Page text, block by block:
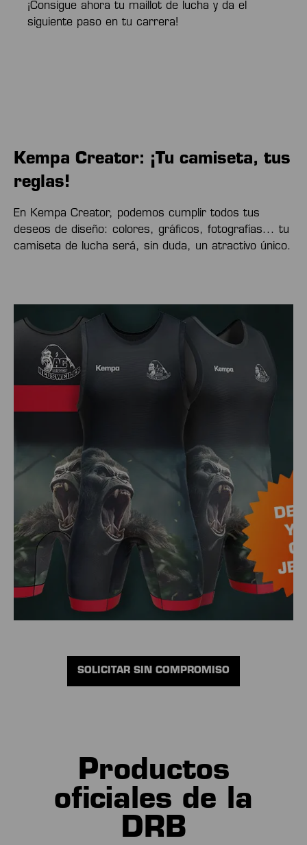
¡Consigue ahora tu maillot de lucha y da el
siguiente paso en tu carrera!
Kempa Creator: ¡Tu camiseta, tus
reglas!
En Kempa Creator, podemos cumplir todos tus
deseos de diseño: colores, gráficos, fotografías... tu
camiseta de lucha será, sin duda, un atractivo único.
SOLICITAR SIN COMPROMISO
Productos
oficiales de la
DRB